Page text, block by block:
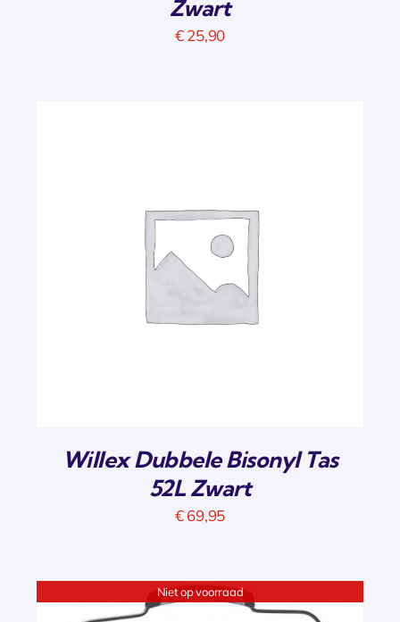
Zwart
€25,90
Willex Dubbele Bisonyl Tas
52L Zwart
€69,95
Niet op voorraad